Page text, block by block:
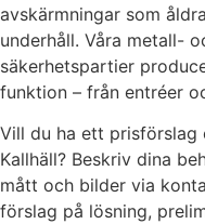
avskärmningar som
underhåll. Våra metall-
säkerhetspartier
funktion – från entréer
Vill du ha ett
Kallhäll? Beskriv dina
mått och bilder via
förslag på lösning,